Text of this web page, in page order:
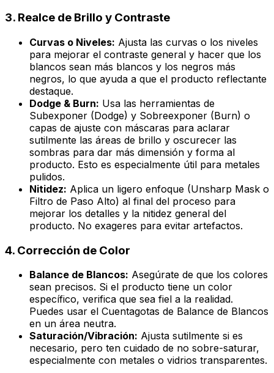
3. Realce de Brillo y Contraste
Curvas o Niveles: Ajusta las curvas o los niveles
para mejorar el contraste general y hacer que los
blancos sean más blancos y los negros más
negros, lo que ayuda a que el producto reflectante
destaque.
Dodge & Burn: Usa las herramientas de
Subexponer (Dodge) y Sobreexponer (Burn) o
capas de ajuste con máscaras para aclarar
sutilmente las áreas de brillo y oscurecer las
sombras para dar más dimensión y forma al
producto. Esto es especialmente útil para metales
pulidos.
Nitidez: Aplica un ligero enfoque (Unsharp Mask o
Filtro de Paso Alto) al final del proceso para
mejorar los detalles y la nitidez general del
producto. No exageres para evitar artefactos.
4. Corrección de Color
Balance de Blancos: Asegúrate de que los colores
sean precisos. Si el producto tiene un color
específico, verifica que sea fiel a la realidad.
Puedes usar el Cuentagotas de Balance de Blancos
en un área neutra.
Saturación/Vibración: Ajusta sutilmente si es
necesario, pero ten cuidado de no sobre-saturar,
especialmente con metales o vidrios transparentes.